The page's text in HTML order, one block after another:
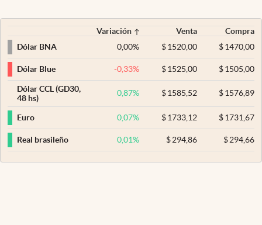
Variación Venta
Compra
Dólar BNA
0,00% $ 1520,00 $1470,00
Dólar Blue -0,33% $ 1525,00 $1505,00
Dólar CCL (GD30,
48 hs)
0,87% $ 1585,52 $1576,89
Euro 0,07% $ 1733,12 $1731,67
Real brasileño 0,01% $ 294,86 $294,66